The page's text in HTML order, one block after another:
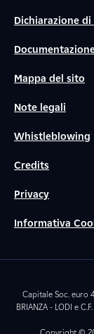
Dichiarazione di
Mappa del sito
Note legali
Whistleblowing
Credits
Privacy
Informativa
Capitale Soc. euro
BRIANZA - LODI e